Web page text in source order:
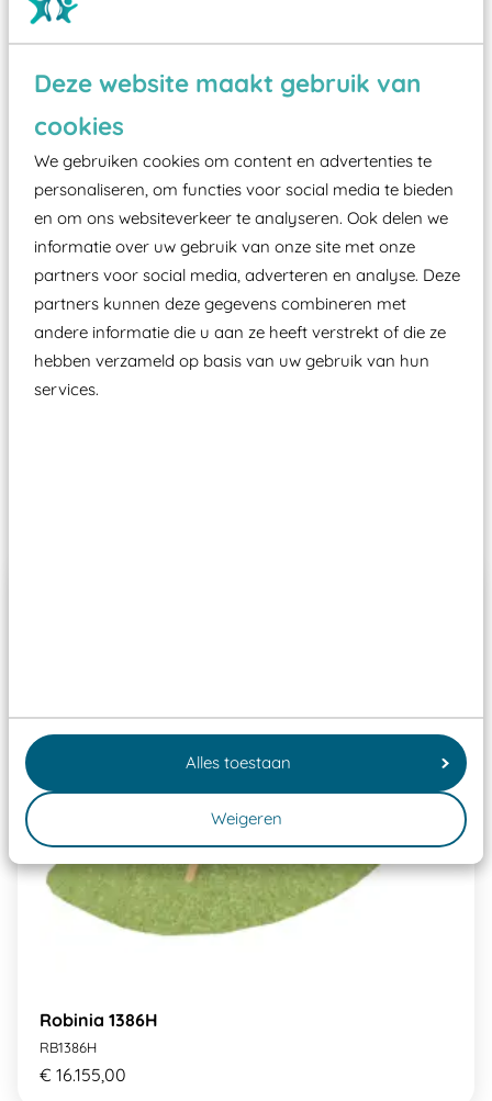
Deze website maakt gebruik van
cookies
We gebruiken cookies om content en advertenties te
personaliseren, om functies voor social media te bieden
en om ons websiteverkeer te analyseren. Ook delen we
informatie over uw gebruik van onze site met onze
partners voor social media, adverteren en analyse. Deze
partners kunnen deze gegevens combineren met
andere informatie die u aan ze heeft verstrekt of die ze
hebben verzameld op basis van uw gebruik van hun
services.
Alles toestaan
Weigeren
Wist je dat:
Vanaf een valhoogte van 1,5 meter een speciale
valondergrond onder speeltoestellen verplicht is
zoals kunstgras, rubber tegels of boomschors?
Elk speeltoestel in de openbare ruimte voorzien
moet zijn van een typekeuring, -plaatje en
certificering, uitgegeven door een Nederlands
aangewezen keuringsinstantie?
Wij ook speeltoestellen kunnen laten keuren zodat
ze toch binnen het Warenwetbesluit Attractie- en
Robinia 1386H
RB1386H
€ 16.155,00